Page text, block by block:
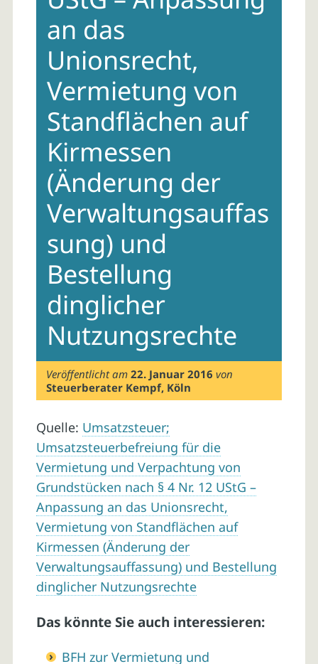
an das
Unionsrecht,
Vermietung von
Standflächen auf
Kirmessen
(Änderung der
Verwaltungsauffas
sung) und
Bestellung
dinglicher
Nutzungsrechte
Veröffentlicht am22. Januar 2016 von
Steuerberater Kempf, Köln
Quelle: Umsatzsteuer;
Umsatzsteuerbefreiung für die
Vermietung und Verpachtung von
Grundstücken nach § 4 Nr. 12 UStG –
Anpassung an das Unionsrecht,
Vermietung von Standflächen auf
Kirmessen (Änderung der
Verwaltungsauffassung) und Bestellung
dinglicher Nutzungsrechte
Das könnte Sie auch interessieren:
BFH zur Vermietung und